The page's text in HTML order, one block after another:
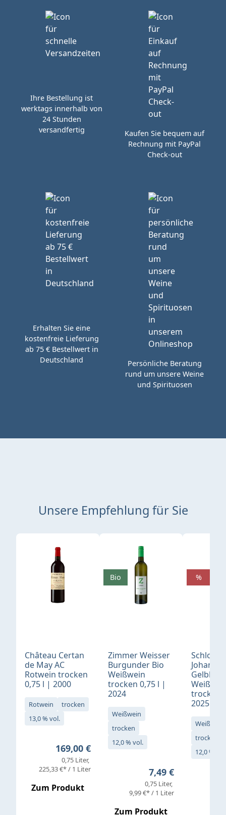
Ihre Bestellung ist
werktags innerhalb von
24 Stunden
versandfertig
Kaufen Sie bequem auf
Rechnung mit PayPal
Check-out
Erhalten Sie eine
kostenfreie Lieferung
ab 75 € Bestellwert in
Deutschland
Persönliche Beratung
rund um unsere Weine
und Spirituosen
Unsere Empfehlung für Sie
Produktgalerie überspringen
Château Certan
de May AC
Rotwein trocken
0,75 l | 2000
Rotwein
trocken
13,0 % vol.
Regulärer Preis:
169,00 €
0,75 Liter
225,33 €* / 1 Liter
Zum Produkt
Zimmer Weisser
Burgunder Bio
Weißwein
trocken 0,75 l |
2024
Weißwein
trocken
12,0 % vol.
Regulärer Preis:
7,49 €
0,75 Liter
9,99 €* / 1 Liter
Zum Produkt
Bio
Schloß
Gelblack
trocken
2025
Weißwein
trocken
12,0 % vol.
%